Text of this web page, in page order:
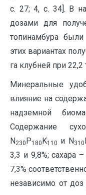
с. 27; 4, с. 34]. В
дозами для
топинамбура
этих вариантах
га клубней при 22,2
Минеральные
влияние на
надземной
Содержание
N230P180K110 и N310
3,3 и 9,8%; сахара
7,3%
независимо от